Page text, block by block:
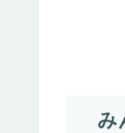
み